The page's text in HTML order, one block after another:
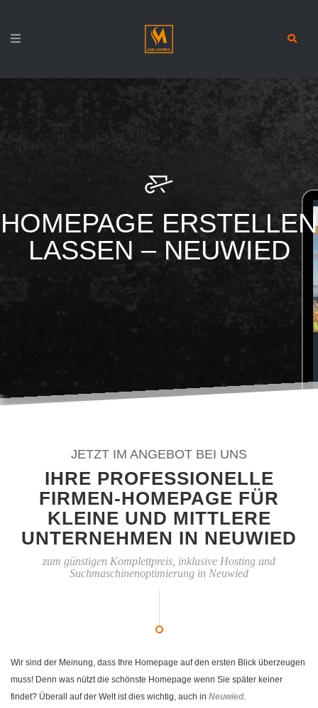
HOMEPAGE ERSTELLEN
LASSEN – NEUWIED
JETZT IM ANGEBOT BEI UNS
IHRE PROFESSIONELLE
FIRMEN-HOMEPAGE FÜR
KLEINE UND MITTLERE
UNTERNEHMEN IN NEUWIED
zum günstigen Komplettpreis, inklusive Hosting und
Suchmaschinenoptimierung in Neuwied
Wir sind der Meinung, dass Ihre Homepage auf den ersten Blick überzeugen
muss! Denn was nützt die schönste Homepage wenn Sie später keiner
findet? Überall auf der Welt ist dies wichtig, auch in Neuwied.